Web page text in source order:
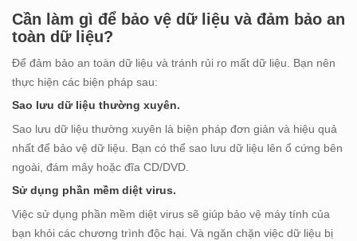
Cần làm gì để bảo vệ dữ liệu và đảm bảo an
toàn dữ liệu?
Để đảm bảo an toàn dữ liệu và tránh rủi ro mất dữ liệu. Bạn nên
thực hiện các biện pháp sau:
Sao lưu dữ liệu thường xuyên.
Sao lưu dữ liệu thường xuyên là biện pháp đơn giản và hiệu quả
nhất để bảo vệ dữ liệu. Bạn có thể sao lưu dữ liệu lên ổ cứng bên
ngoài, đám mây hoặc đĩa CD/DVD.
Sử dụng phần mềm diệt virus.
Việc sử dụng phần mềm diệt virus sẽ giúp bảo vệ máy tính của
bạn khỏi các chương trình độc hại. Và ngăn chặn việc dữ liệu bị